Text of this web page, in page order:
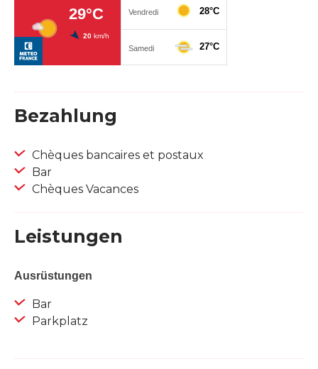
Bezahlung
Chèques bancaires et postaux
Bar
Chèques Vacances
Leistungen
Ausrüstungen
Bar
Parkplatz